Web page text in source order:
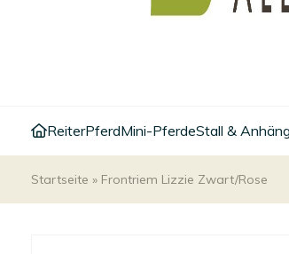
ReiterPferdMini-PferdeStall &
Startseite » Frontriem Lizzie Zwart/Rose